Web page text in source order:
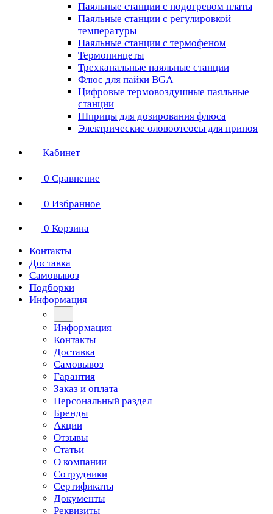
Паяльные станции с подогревом платы
Паяльные станции с регулировкой
температуры
Паяльные станции с термофеном
Термопинцеты
Трехканальные паяльные станции
Флюс для пайки BGA
Цифровые термовоздушные паяльные
станции
Шприцы для дозирования флюса
Электрические оловоотсосы для припоя
Кабинет
0 Сравнение
0 Избранное
0 Корзина
Контакты
Доставка
Самовывоз
Подборки
Информация
Информация
Контакты
Доставка
Самовывоз
Гарантия
Заказ и оплата
Персональный раздел
Бренды
Акции
Отзывы
Статьи
О компании
Сотрудники
Сертификаты
Документы
Реквизиты